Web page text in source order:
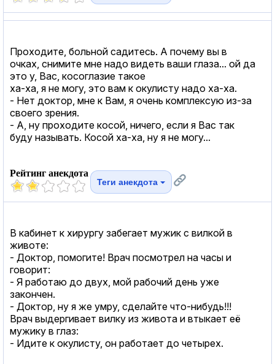
Проходите, больной садитесь. А почему вы в
очках, снимите мне надо видеть ваши глаза... ой да
это у, Вас, косоглазие такое
ха-ха, я не могу, это вам к окулисту надо ха-ха.
- Нет доктор, мне к Вам, я очень комплексую из-за
своего зрения.
- А, ну проходите косой, ничего, если я Вас так
буду называть. Косой ха-ха, ну я не могу...
Рейтинг анекдота
Теги анекдота
В кабинет к хирургу забегает мужик с вилкой в
животе:
- Доктор, помогите! Врач посмотрел на часы и
говорит:
- Я работаю до двух, мой рабочий день уже
закончен.
- Доктор, ну я же умру, сделайте что-нибудь!!!
Врач выдергивает вилку из живота и втыкает её
мужику в глаз:
- Идите к окулисту, он работает до четырех.